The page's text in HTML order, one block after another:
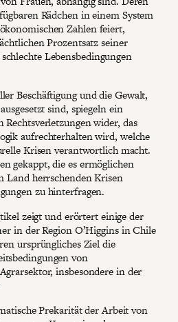
Rädchen in einem System
Zahlen feiert,
Prozentsatz seiner
Lebensbedingungen
Beschäftigung und die Gewalt,
sind, spiegeln ein
Rechtsverletzungen wider, das
aufrechterhalten wird, welche
Krisen verantwortlich macht.
gekappt, die es ermöglichen
Land herrschenden Krisen
zu hinterfragen.
zeigt und erörtert einige der
in der Region O’Higgins in Chile
ursprüngliches Ziel die
von
insbesondere in der
Prekarität der Arbeit von